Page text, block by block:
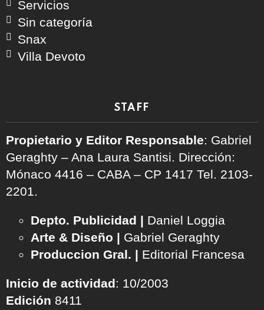
Servicios
Sin categoría
Snax
Villa Devoto
STAFF
Propietario y Editor Responsable: Gabriel
Geraghty – Ana Laura Santisi. Dirección:
Mónaco 4416 – CABA – CP 1417 Tel. 2103-
2201.
Depto. Publicidad | Daniel Loggia
Arte & Diseño | Gabriel Geraghty
Produccion Gral. | Editorial Francesa
Inicio de actividad: 10/2003
Edición 8411